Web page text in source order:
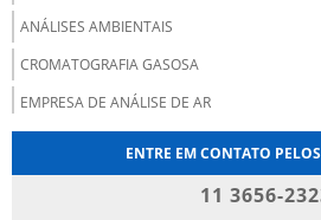
ANÁLISES AMBIENTAIS
CROMATOGRAFIA GASOSA
EMPRESA DE ANÁLISE DE AR
EMPRESAS DE GASES INDUSTRIAIS
ENTRE EM CONTATO
11 3656-